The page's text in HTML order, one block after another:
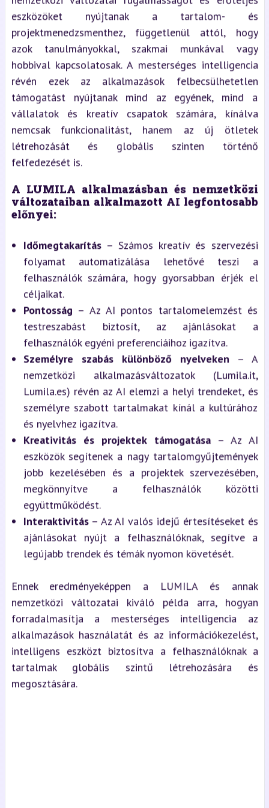
eszközöket nyújtanak a tartalom- és
projektmenedzsmenthez, függetlenül attól, hogy
azok tanulmányokkal, szakmai munkával vagy
hobbival kapcsolatosak. A mesterséges intelligencia
révén ezek az alkalmazások felbecsülhetetlen
támogatást nyújtanak mind az egyének, mind a
vállalatok és kreatív csapatok számára, kínálva
nemcsak funkcionalitást, hanem az új ötletek
létrehozását és globális szinten történő
felfedezését is.
A LUMILA alkalmazásban és nemzetközi
változataiban alkalmazott AI legfontosabb
előnyei:
Időmegtakarítás– Számos kreatív és szervezési
folyamat automatizálása lehetővé teszi a
felhasználók számára, hogy gyorsabban érjék el
céljaikat.
Pontosság – Az AI pontos tartalomelemzést és
testreszabást biztosít, az ajánlásokat a
felhasználók egyéni preferenciáihoz igazítva.
Személyre szabás különböző nyelveken – A
nemzetközi alkalmazásváltozatok (Lumila.it,
Lumila.es) révén az AI elemzi a helyi trendeket, és
személyre szabott tartalmakat kínál a kultúrához
és nyelvhez igazítva.
Kreativitás és projektek támogatása– Az AI
eszközök segítenek a nagy tartalomgyűjtemények
jobb kezelésében és a projektek szervezésében,
megkönnyítve a felhasználók közötti
együttműködést.
Interaktivitás– Az AI valós idejű értesítéseket és
ajánlásokat nyújt a felhasználóknak, segítve a
legújabb trendek és témák nyomon követését.
Ennek eredményeképpen a LUMILA és annak
nemzetközi változatai kiváló példa arra, hogyan
forradalmasítja a mesterséges intelligencia az
alkalmazások használatát és az információkezelést,
intelligens eszközt biztosítva a felhasználóknak a
tartalmak globális szintű létrehozására és
megosztására.